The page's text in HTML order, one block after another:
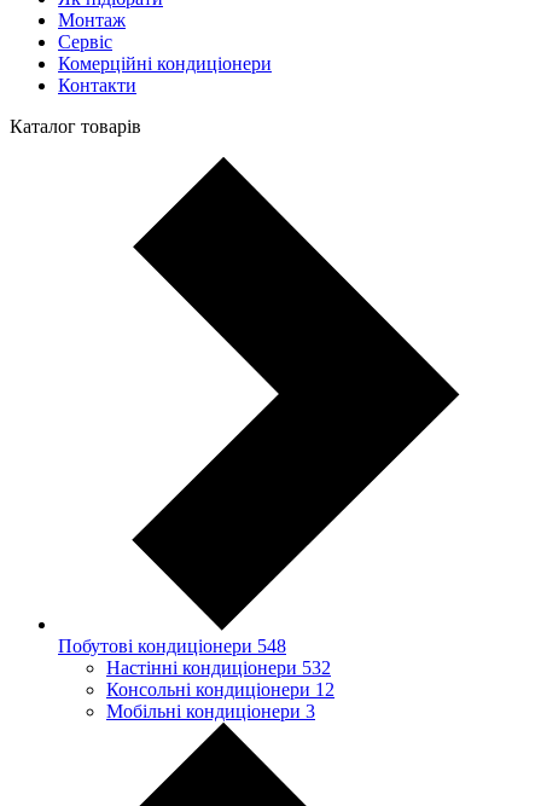
Монтаж
Сервіс
Комерційні кондиціонери
Контакти
Каталог товарів
Побутові кондиціонери 548
Настінні кондиціонери 532
Консольні кондиціонери 12
Мобільні кондиціонери 3